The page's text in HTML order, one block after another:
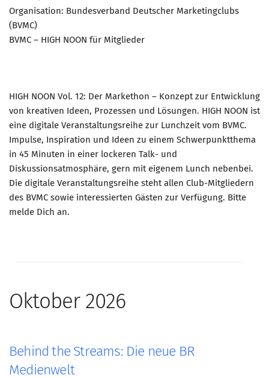
Organisation: Bundesverband Deutscher Marketingclubs
(BVMC)
BVMC – HIGH NOON für Mitglieder
HIGH NOON Vol. 12: Der Markethon – Konzept zur Entwicklung
von kreativen Ideen, Prozessen und Lösungen. HIGH NOON ist
eine digitale Veranstaltungsreihe zur Lunchzeit vom BVMC.
Impulse, Inspiration und Ideen zu einem Schwerpunktthema
in 45 Minuten in einer lockeren Talk- und
Diskussionsatmosphäre, gern mit eigenem Lunch nebenbei.
Die digitale Veranstaltungsreihe steht allen Club-Mitgliedern
des BVMC sowie interessierten Gästen zur Verfügung. Bitte
melde Dich an.
Oktober 2026
Behind the Streams: Die neue BR
Medienwelt